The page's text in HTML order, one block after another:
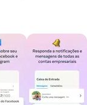
ficar a par do